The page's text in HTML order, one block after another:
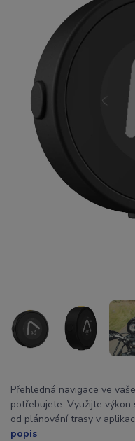
Přehledná navigace ve
potřebujete. Využijte
od plánování trasy v
popis